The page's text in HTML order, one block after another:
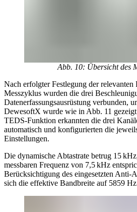
Abb. 10: Übersicht des
Nach erfolgter Festlegung der relevanten
Messzyklus wurden die drei
Datenerfassungsausrüstung verbunden,
DewesoftX wurde wie in Abb. 11
TEDS-Funktion erkannten die drei
automatisch und konfigurierten die
Einstellungen.
Die dynamische Abtastrate betrug 15
messbaren Frequenz von 7,5 kHz
Berücksichtigung des eingesetzten Anti-
sich die effektive Bandbreite auf 5859